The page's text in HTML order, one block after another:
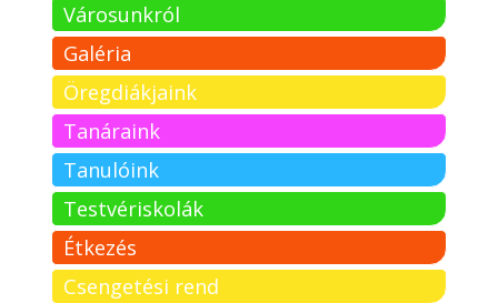
Városunkról
Galéria
Öregdiákjaink
Tanáraink
Tanulóink
Testvériskolák
Étkezés
Csengetési rend